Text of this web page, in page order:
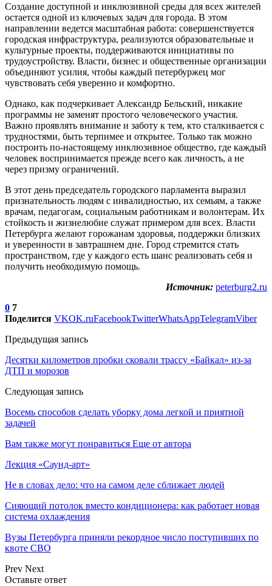
Создание доступной и инклюзивной среды для всех жителей
остается одной из ключевых задач для города. В этом
направлении ведется масштабная работа: совершенствуется
городская инфраструктура, реализуются образовательные и
культурные проекты, поддерживаются инициативы по
трудоустройству. Власти, бизнес и общественные организации
объединяют усилия, чтобы каждый петербуржец мог
чувствовать себя уверенно и комфортно.
Однако, как подчеркивает Александр Бельский, никакие
программы не заменят простого человеческого участия.
Важно проявлять внимание и заботу к тем, кто сталкивается с
трудностями, быть терпимее и открытее. Только так можно
построить по-настоящему инклюзивное общество, где каждый
человек воспринимается прежде всего как личность, а не
через призму ограничений.
В этот день председатель городского парламента выразил
признательность людям с инвалидностью, их семьям, а также
врачам, педагогам, социальным работникам и волонтерам. Их
стойкость и жизнелюбие служат примером для всех. Власти
Петербурга желают горожанам здоровья, поддержки близких
и уверенности в завтрашнем дне. Город стремится стать
пространством, где у каждого есть шанс реализовать себя и
получить необходимую помощь.
Источник: peterburg2.ru
0 7
Поделится VKOK.ruFacebookTwitterWhatsAppTelegramViber
Предыдущая запись
Десятки километров пробки сковали трассу «Байкал» из-за
ДТП и морозов
Следующая запись
Восемь способов сделать уборку дома легкой и приятной
задачей
Вам также могут понравиться Еще от автора
Лекция «Саунд-арт»
Не в словах дело: что на самом деле сближает людей
Сияющий потолок вместо кондиционера: как работает новая
система охлаждения
Вузы Петербурга приняли рекордное число поступивших по
квоте СВО
Prev Next
Оставьте ответ